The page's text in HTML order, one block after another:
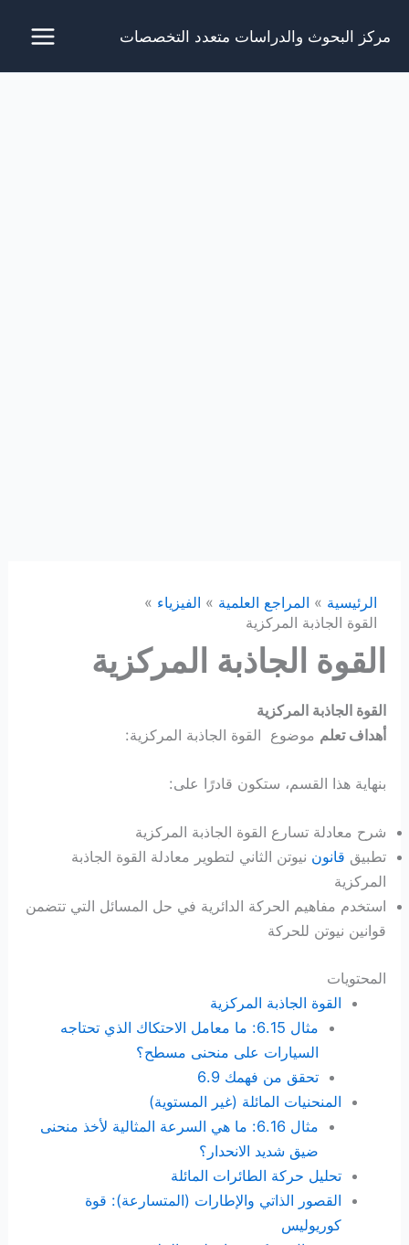
مركز البحوث والدراسات متعدد التخصصات
الرئيسية المراجع العلمية
الفيزياء
القوة الجاذبة المركزية
القوة الجاذبة المركزية
القوة الجاذبة المركزية
أهداف تعلم موضوع القوة الجاذبة المركزية:
بنهاية هذا القسم، ستكون قادرًا على:
شرح معادلة تسارع القوة الجاذبة المركزية
تطبيق قانون نيوتن الثاني لتطوير معادلة القوة الجاذبة
المركزية
استخدم مفاهيم الحركة الدائرية في حل المسائل التي تتضمن
قوانين نيوتن للحركة
المحتويات
القوة الجاذبة المركزية
مثال 6.15: ما معامل الاحتكاك الذي تحتاجه
السيارات على منحنى مسطح؟
تحقق من فهمك 6.9
المنحنيات المائلة (غير المستوية)
مثال 6.16: ما هي السرعة المثالية لأخذ منحنى
ضيق شديد الانحدار؟
تحليل حركة الطائرات المائلة
القصور الذاتي والإطارات (المتسارعة): قوة
كوريوليس